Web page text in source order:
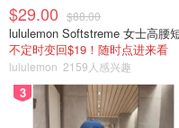
$29.00 $88.00
不定时变回$19！随时点进来看
lululemon 2159人感兴趣
3